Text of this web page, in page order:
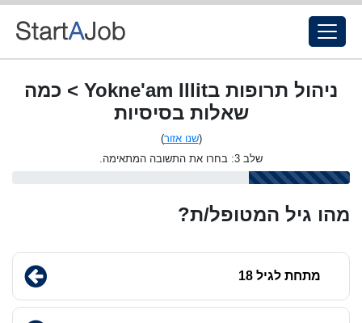
ניהול תרופות בYokne'am Illit > כמה
שאלות בסיסיות
(שנו אזור)
שלב 3: בחרו את התשובה המתאימה.
מהו גיל המטופל/ת?
מתחת לגיל 18